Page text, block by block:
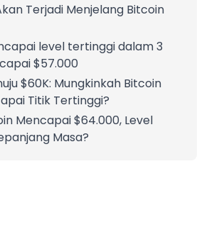
Terjadi Menjelang Bitcoin
level tertinggi dalam 3
$57.000
$60K: Mungkinkah Bitcoin
Titik Tertinggi?
Mencapai $64.000, Level
Masa?